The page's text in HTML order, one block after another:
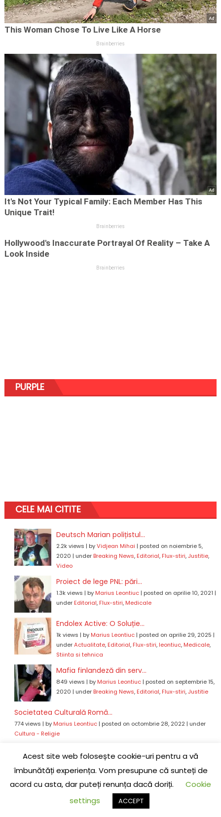
PURPLE
CELE MAI CITITE
Deutsch Marian polițistul...
2.2k views | byVidjean Mihai | posted on noiembrie 5,
2020 | under Breaking News, Editorial, Flux-stiri,Justitie,
Video
Proiect de lege PNL: pări...
1.3k views | by Marius Leontiuc| posted on aprilie 10, 2021 |
under Editorial, Flux-stiri, Medicale
Endolex Active: O Soluție...
1k views | by Marius Leontiuc| posted on aprilie 29, 2025 |
underActualitate, Editorial, Flux-stiri, leontiuc, Medicale,
Stiinta si tehnica
Mafia finlandeză din serv...
849 views | by Marius Leontiuc| posted on septembrie 15,
2020 | under Breaking News, Editorial, Flux-stiri,Justitie
Societatea Culturală Româ...
774 views | by Marius Leontiuc| posted on octombrie 28, 2022| under
Cultura - Religie
461 views| byMarius Leontiuc|posted on aprilie 7, 2020|underBreaking
News,Cultura - Religie,Eveniment,Flux-stiri
Denunț Public asupra unui...
Marius Leontiuc| posted on decembrie 20, 2021
Editorial Editoriale,Flux-stiri
Acest site web folosește cookie-uri pentru a vă
îmbunătăți experiența. Vom presupune că sunteți de
acord cu asta, dar puteți renunța dacă doriți.
Cookie
settings
ACCEPT